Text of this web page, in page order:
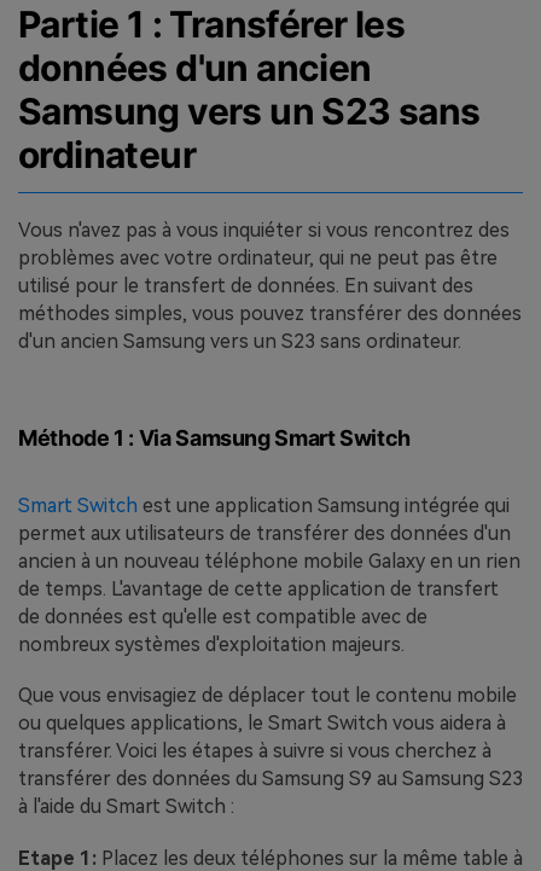
Partie 1 : Transférer les
données d'un ancien
Samsung vers un S23 sans
ordinateur
Vous n'avez pas à vous inquiéter si vous rencontrez des
problèmes avec votre ordinateur, qui ne peut pas être
utilisé pour le transfert de données. En suivant des
méthodes simples, vous pouvez transférer des données
d'un ancien Samsung vers un S23 sans ordinateur.
Méthode 1 : Via Samsung Smart Switch
Smart Switch est une application Samsung intégrée qui
permet aux utilisateurs de transférer des données d'un
ancien à un nouveau téléphone mobile Galaxy en un rien
de temps. L'avantage de cette application de transfert
de données est qu'elle est compatible avec de
nombreux systèmes d'exploitation majeurs.
Que vous envisagiez de déplacer tout le contenu mobile
ou quelques applications, le Smart Switch vous aidera à
transférer. Voici les étapes à suivre si vous cherchez à
transférer des données du Samsung S9 au Samsung S23
à l'aide du Smart Switch :
Etape 1: Placez les deux téléphones sur la même table à